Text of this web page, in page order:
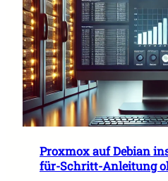
Proxmox auf Debian
für-Schritt-Anleitung